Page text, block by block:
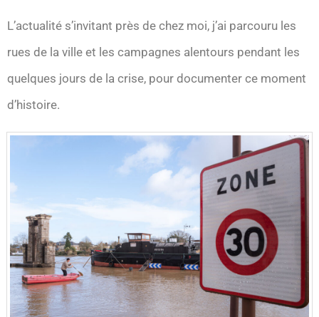
L’actualité s’invitant près de chez moi, j’ai parcouru les
rues de la ville et les campagnes alentours pendant les
quelques jours de la crise, pour documenter ce moment
d’histoire.